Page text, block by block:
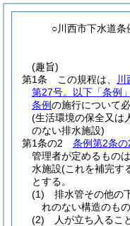
○川西市下水道条
(趣旨)
第1条
この規程は、 川
第27号。以下「条例
条例の施行について
(生活環境の保全又は
のない排水施設)
第1条の2
条例第2条
管理者が定めるものは
水施設(これを補完す
とする。
(1)
排水管その他の
れのない構造のもの
(2)
人が立ち入るこ